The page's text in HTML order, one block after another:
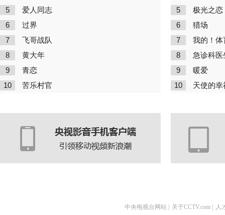
5 爱人同志
6 过界
7 飞哥战队
8 黄大年
9 青恋
10 苦乐村官
5 极光之恋
6 猎场
7 我的！体
8 急诊科医
9 暖爱
10 天使的幸
中央电视台网站 关于CCTV.com 人